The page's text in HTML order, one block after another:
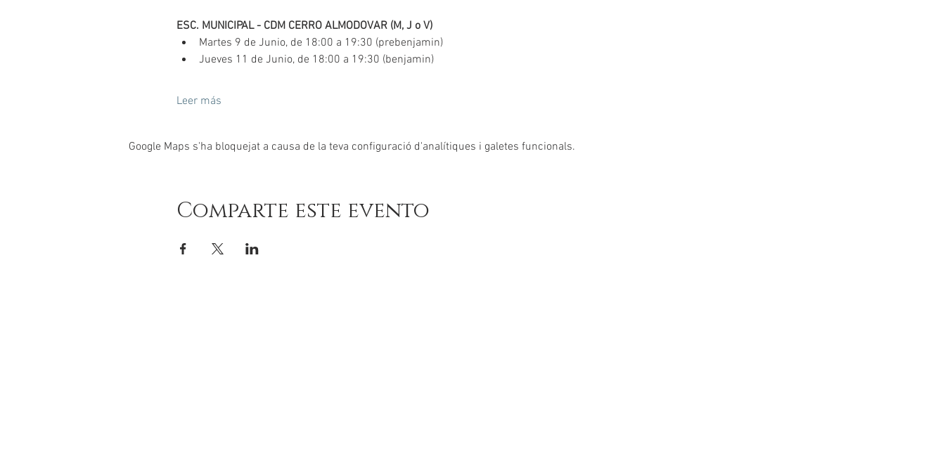
ESC. MUNICIPAL - CDM CERRO ALMODOVAR (M, J o V)
Martes 9 de Junio, de 18:00 a 19:30 (prebenjamin)
Jueves 11 de Junio, de 18:00 a 19:30 (benjamin)
Leer más
Google Maps s'ha bloquejat a causa de la teva configuració d'analítiques i galetes funcionals.
Comparte este evento